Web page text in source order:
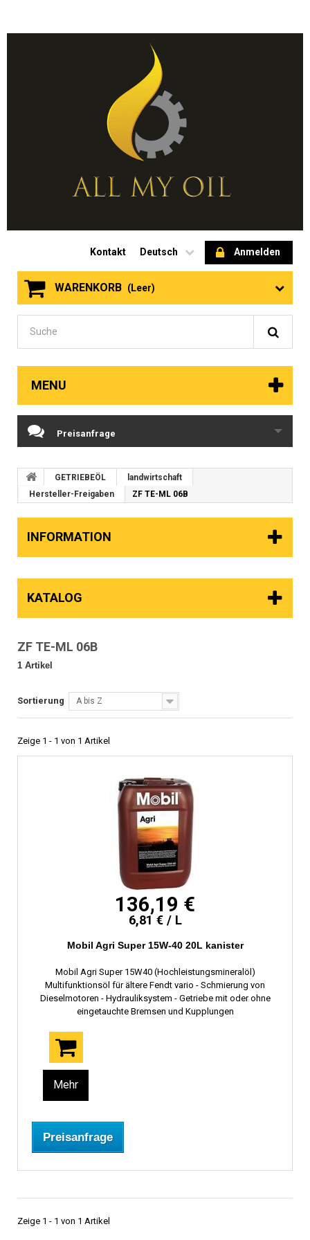
Anmelden
Deutsch
Kontakt
WARENKORB (Leer)
MENU
Preisanfrage
GETRIEBEÖL
landwirtschaft
Hersteller-Freigaben
ZF TE-ML 06B
INFORMATION
KATALOG
ZF TE-ML 06B
1 Artikel
Sortierung A bis Z
Zeige 1 - 1 von 1 Artikel
136,19 €
6,81 € / L
Mobil Agri Super 15W-40 20L kanister
Mobil Agri Super 15W40 (Hochleistungsmineralöl)
Multifunktionsöl für ältere Fendt vario - Schmierung von
Dieselmotoren - Hydrauliksystem - Getriebe mit oder ohne
eingetauchte Bremsen und Kupplungen
Mehr
Preisanfrage
Zeige 1 - 1 von 1 Artikel